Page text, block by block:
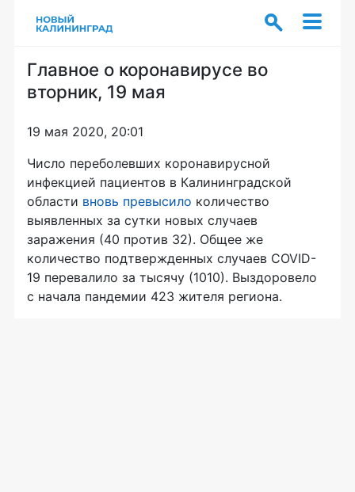
Главное о коронавирусе во
вторник, 19 мая
19 мая 2020, 20:01
Число переболевших коронавирусной
инфекцией пациентов в Калининградской
области вновь превысило количество
выявленных за сутки новых случаев
заражения (40 против 32). Общее же
количество подтвержденных случаев COVID-
19 перевалило за тысячу (1010). Выздоровело
с начала пандемии 423 жителя региона.